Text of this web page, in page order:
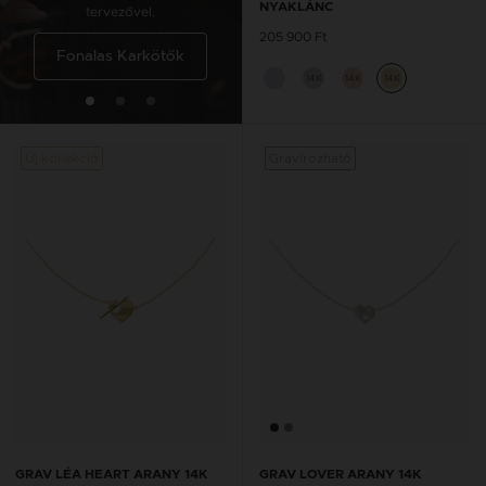
tervezővel.
Fonalas Karkötők
tervezővel.
NYAKLÁNC
205 900 Ft
GRAV LÉA HEART ARANY 14K GRAV LOVER ARANY 14K